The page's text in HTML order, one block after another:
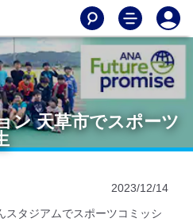
ン 天草市でスポーツ
2023/12/14
スタジアムでスポーツコミッシ